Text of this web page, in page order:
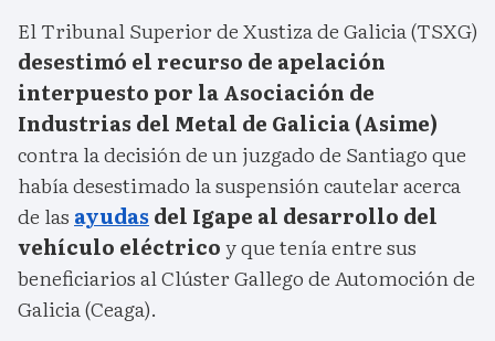
El Tribunal Superior de Xustiza de Galicia (TSXG)
desestimó el recurso de apelación
interpuesto por la Asociación de
Industrias del Metal de Galicia (Asime)
contra la decisión de un juzgado de Santiago que
había desestimado la suspensión cautelar acerca
de las ayudas del Igape al desarrollo del
vehículo eléctricoy que tenía entre sus
beneficiarios al Clúster Gallego de Automoción de
Galicia (Ceaga).